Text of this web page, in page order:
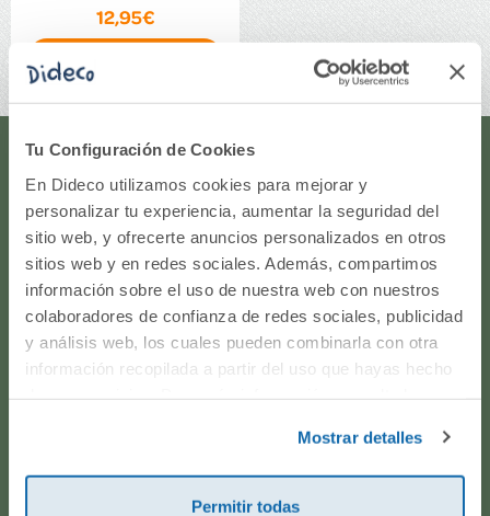
Tu Configuración de Cookies
En Dideco utilizamos cookies para mejorar y
personalizar tu experiencia, aumentar la seguridad del
sitio web, y ofrecerte anuncios personalizados en otros
sitios web y en redes sociales. Además, compartimos
información sobre el uso de nuestra web con nuestros
colaboradores de confianza de redes sociales, publicidad
y análisis web, los cuales pueden combinarla con otra
información recopilada a partir del uso que hayas hecho
Mostrar detalles
Permitir todas
12,95€
¿Te ayudamos?
¿Necesitas que te ayudemos a acceder a tu cuenta? ¿Te
gustaría proponernos alguna idea o algún nuevo
producto? ¿Has realizado un pedido y quieres saber si
todo va viento en popa? Ponte en contacto con
nosotros.
WhatsApp
916597360